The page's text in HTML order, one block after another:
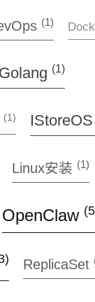
(1)
Golang (1)
(1) IStoreOS
Linux安装 (1)
OpenClaw
ReplicaSet